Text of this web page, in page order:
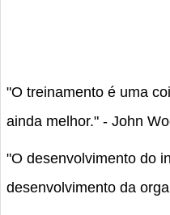
"O treinamento é uma
ainda melhor." - John
"O desenvolvimento do
desenvolvimento da